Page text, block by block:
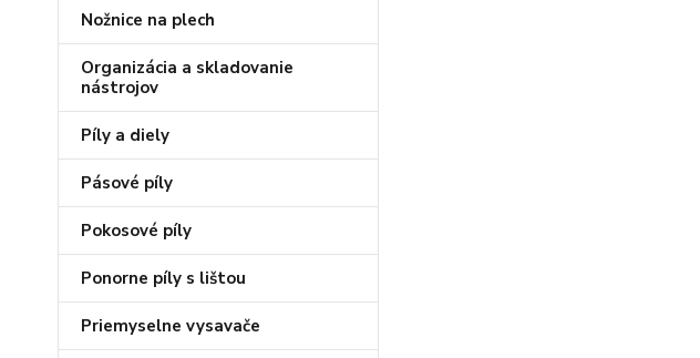
Nožnice na plech
Organizácia a skladovanie
nástrojov
Píly a diely
Pásové píly
Pokosové píly
Ponorne píly s lištou
Priemyselne vysavače